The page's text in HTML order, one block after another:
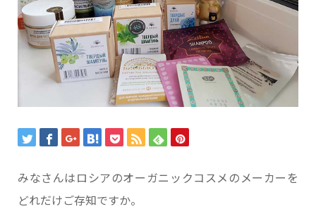
みなさんはロシアのオーガニックコスメのメーカーを
どれだけご存知ですか。